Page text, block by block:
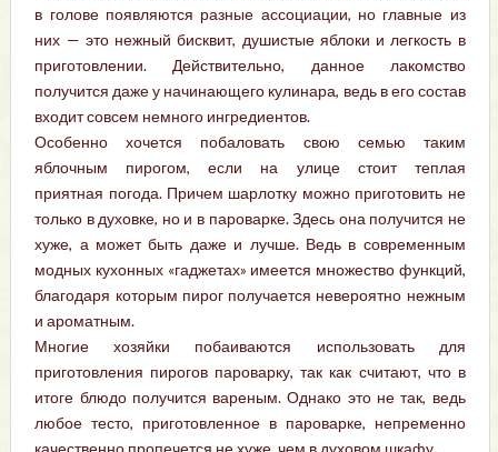
в голове появляются разные ассоциации, но главные из
них — это нежный бисквит, душистые яблоки и легкость в
приготовлении. Действительно, данное лакомство
получится даже у начинающего кулинара, ведь в его состав
входит совсем немного ингредиентов.
Особенно хочется побаловать свою семью таким
яблочным пирогом, если на улице стоит теплая
приятная погода. Причем шарлотку можно приготовить не
только в духовке, но и в пароварке. Здесь она получится не
хуже, а может быть даже и лучше. Ведь в современным
модных кухонных «гаджетах» имеется множество функций,
благодаря которым пирог получается невероятно нежным
и ароматным.
Многие хозяйки побаиваются использовать для
приготовления пирогов пароварку, так как считают, что в
итоге блюдо получится вареным. Однако это не так, ведь
любое тесто, приготовленное в пароварке, непременно